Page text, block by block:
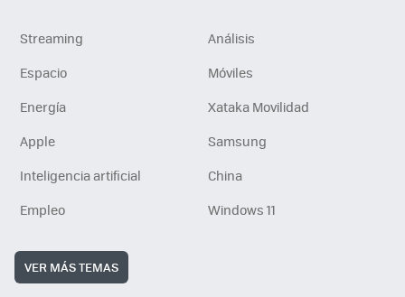
Streaming
Análisis
Espacio
Móviles
Energía
Xataka Movilidad
Apple
Samsung
Inteligencia artificial
China
Empleo
Windows 11
VER MÁS TEMAS